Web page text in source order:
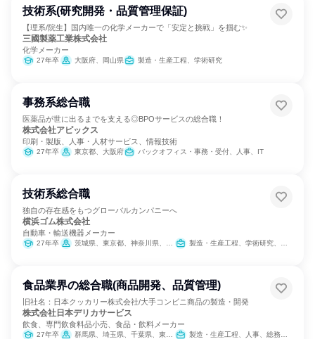
技術系(研究開発・品質管理保証)
【理系/院生】国内唯一の化学メーカーで「安定と挑戦」を掴む✨
三國製薬工業株式会社
化学メーカー
27年卒 大阪府、岡山県 製造・生産工程、学術研究
事務系総合職
医薬品が世に出るまでを支える◎BPOサービスの総合職！
株式会社アピックス
印刷・製版、人事・人材サービス、情報技術
27年卒 東京都、大阪府 バックオフィス・事務・受付、人事、IT
技術系総合職
独自の存在感をもつグローバルカンパニーへ
横浜ゴム株式会社
自動車・輸送機器メーカー
27年卒 茨城県、東京都、神奈川県、長野県、静岡県、愛知県、三重県、広島県 製造・生産工程、学術研究、法務/知財、IT
食品業界の総合職(商品開発、品質管理)
旧社名：日本クッカリー株式会社/大手コンビニ商品の製造・開発
株式会社日本デリカサービス
飲食、専門飲食料品小売、食品・飲料メーカー
27年卒 群馬県、埼玉県、千葉県、東京都、神奈川県、石川県、長野県、静岡県、愛知県、兵庫県、佐賀県 製造・生産工程、人事、総務、法務/知財、IT